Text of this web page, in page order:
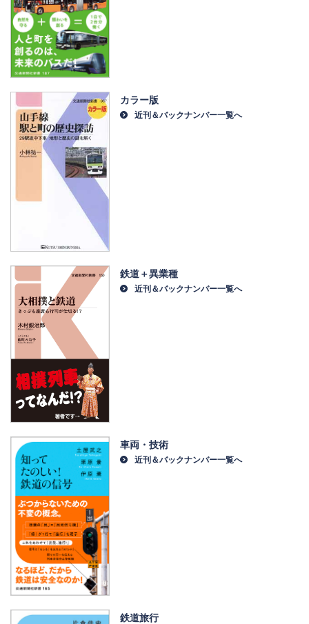
カラー版
近刊＆バックナンバー一覧へ
鉄道＋異業種
近刊＆バックナンバー一覧へ
車両・技術
近刊＆バックナンバー一覧へ
鉄道旅行